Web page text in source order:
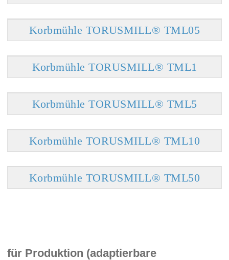
Korbmühle TORUSMILL® TML05
Korbmühle TORUSMILL® TML1
Korbmühle TORUSMILL® TML5
Korbmühle TORUSMILL® TML10
Korbmühle TORUSMILL® TML50
für Produktion (adaptierbare